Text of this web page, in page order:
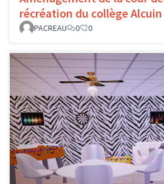
récréation du collège Alcuin
PACREAU
0 0